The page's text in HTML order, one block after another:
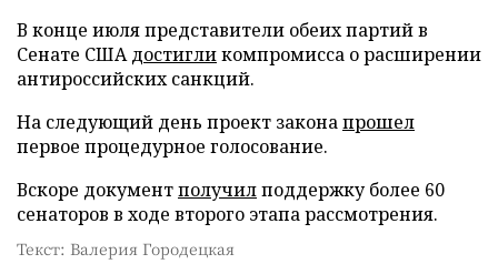
В конце июля представители обеих партий в
Сенате СШАдостигликомпромисса о расширении
антироссийских санкций.
На следующий день проект законапрошел
первое процедурное голосование.
Вскоре документполучилподдержку более 60
сенаторов в ходе второго этапа рассмотрения.
Текст: Валерия Городецкая